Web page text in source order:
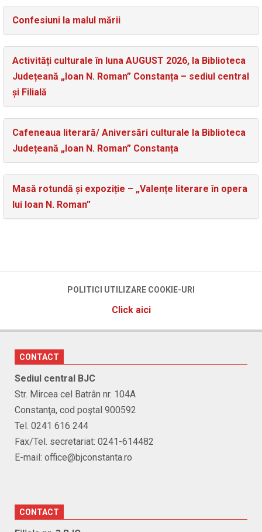
Confesiuni la malul mării
Activități culturale în luna AUGUST 2026, la Biblioteca
Județeană „Ioan N. Roman” Constanța – sediul central
și Filială
Cafeneaua literară/ Aniversări culturale la Biblioteca
Județeană „Ioan N. Roman” Constanța
Masă rotundă și expoziție – „Valențe literare în opera
lui Ioan N. Roman”
POLITICI UTILIZARE COOKIE-URI
Click aici
CONTACT
Sediul central BJC
Str. Mircea cel Batrân nr. 104A
Constanţa, cod poştal 900592
Tel. 0241 616 244
Fax/Tel. secretariat: 0241-614482
E-mail: office@bjconstanta.ro
CONTACT